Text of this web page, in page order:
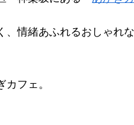
情緒あふれるおしゃれ
フェ。